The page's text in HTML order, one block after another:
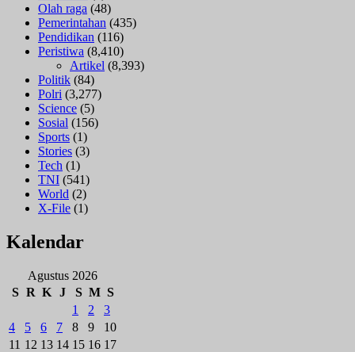
Olah raga (48)
Pemerintahan (435)
Pendidikan (116)
Peristiwa (8,410)
Artikel (8,393)
Politik (84)
Polri (3,277)
Science (5)
Sosial (156)
Sports (1)
Stories (3)
Tech (1)
TNI (541)
World (2)
X-File (1)
Kalendar
Agustus 2026
S R K J S M S
1
2
3
4
5 6 7 8 9
10
11 12 13 14 15 16 17